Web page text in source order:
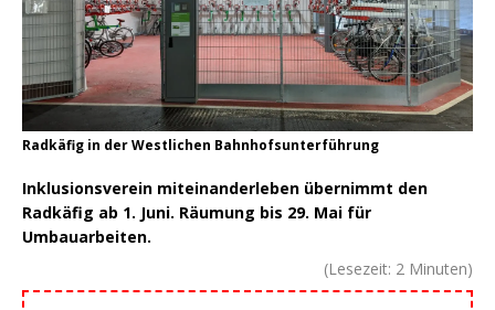
Radkäfig in der Westlichen Bahnhofsunterführung
Inklusionsverein miteinanderleben übernimmt den
Radkäfig ab 1. Juni. Räumung bis 29. Mai für
Umbauarbeiten.
(Lesezeit: 2 Minuten)